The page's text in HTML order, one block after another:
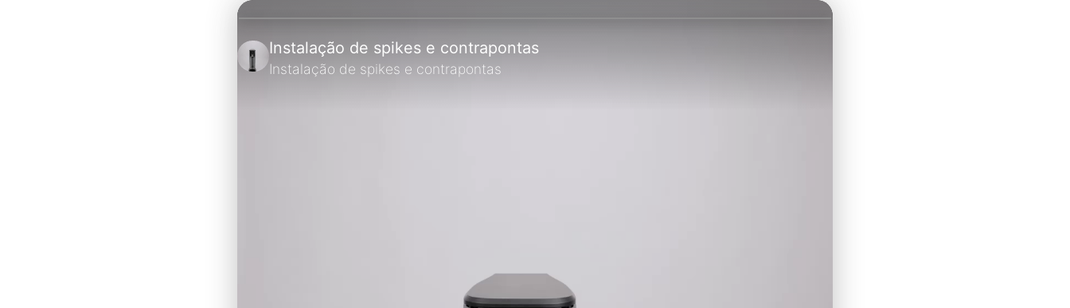
Instalação de spikes e contrapontas
Instalação de spikes e contrapontas